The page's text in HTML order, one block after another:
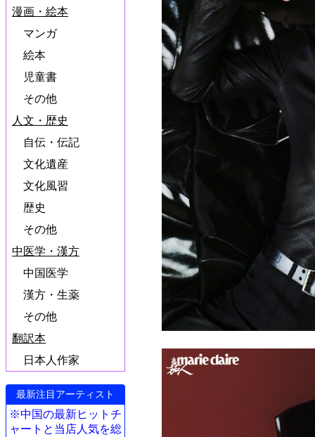
漫画・絵本
マンガ
絵本
児童書
その他
人文・歴史
自伝・伝記
文化遺産
文化風習
歴史
その他
中医学・漢方
中国医学
漢方・生薬
その他
翻訳本
日本人作家
最新注目アーティスト
※中国の最新ヒットチ
ャートと当店人気を総